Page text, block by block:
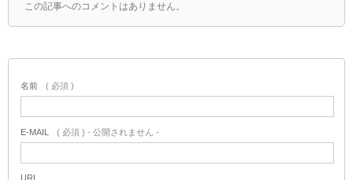
この記事へのコメントはありません。
名前 ( 必須 )
E-MAIL ( 必須 ) - 公開されません -
URL